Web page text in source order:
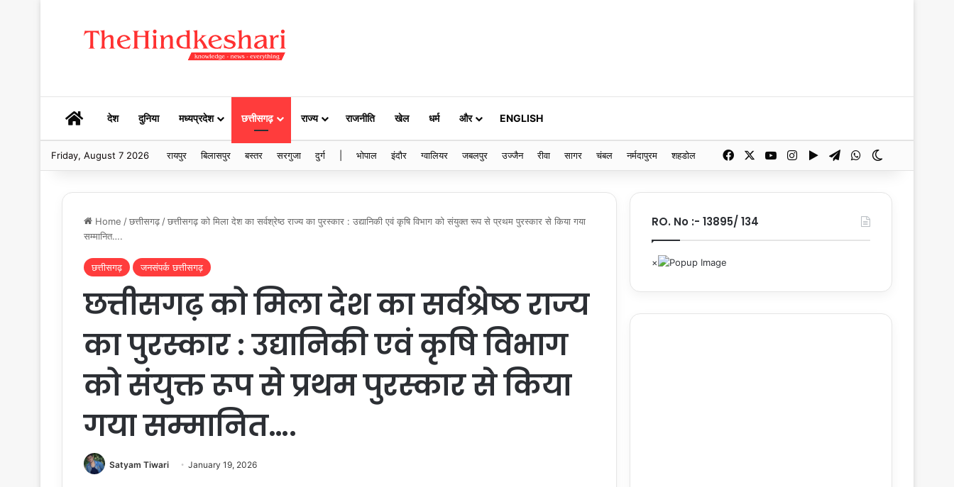
HOMEदेश दुनिया मध्यप्रदेश छत्तीसगढ़ राज्य राजनीति खेल धर्म और ENGLISH
Friday, August 7 2026 रायपुर बिलासपुर बस्तर सरगुजा दुर्ग भोपाल इंदौर ग्वालियर जबलपुर उज्जैन रीवा सागर चंबल नर्मदापुरम शहडोल Facebook YouTubeInstagram
Google Play
TelegramWhatsApp
Home /छत्तीसगढ़ /छत्तीसगढ़ को मिला देश का सर्वश्रेष्ठ राज्य का पुरस्कार : उद्यानिकी एवं कृषि विभाग को संयुक्त रूप से प्रथम पुरस्कार से किया गया
सम्मानित….
छत्तीसगढ़ जनसंपर्क छत्तीसगढ़
छत्तीसगढ़ को मिला देश का सर्वश्रेष्ठ राज्य
का पुरस्कार : उद्यानिकी एवं कृषि विभाग
को संयुक्त रूप से प्रथम पुरस्कार से किया
गया सम्मानित….
Satyam Tiwari January 19, 2026
RO. No :- 13895/ 134